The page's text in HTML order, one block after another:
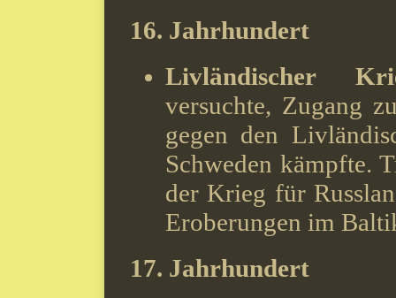
16. Jahrhundert
Livländischer
versuchte, Zugang
gegen den
Schweden kämpfte.
der Krieg für
Eroberungen im
17. Jahrhundert